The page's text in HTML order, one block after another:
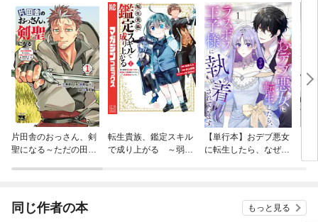
片田舎のおっさん、剣
聖になる～ただの田舎
件～
転生貴族、鑑定スキル
で成り上がる ～弱小
【単行本】おデブ悪女
に転生したら、なぜか
同じ作者の本 もっと見る